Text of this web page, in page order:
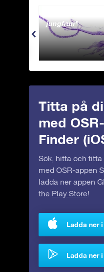
Andromeda -
jungfrun
Titta på
med
Finder
Sök, hitta och
med OSR-appen
ladda ner appen
the Play Store!
Ladda ner
Ladda ner